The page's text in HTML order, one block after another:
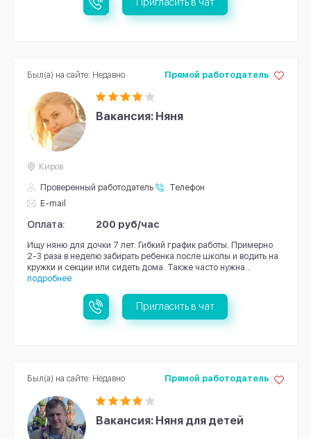
Вакансия: Няня
Проверенный работодатель
Телефон
E-mail
Прямой работодатель
Киров
Оплата: 200 руб/час
Ищу няню для дочки 7 лет. Гибкий график работы. Примерно
2-3 раза в неделю забирать ребенка после школы и водить на
кружки и секции или сидеть дома. Также часто нужна...
подробнее
Был(а) на сайте: Недавно
Пригласить в чат
Вакансия: Няня для детей
Прямой работодатель
Был(а) на сайте: Недавно